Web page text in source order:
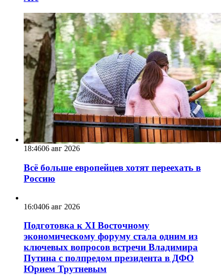
18:4606 авг 2026
Всё больше европейцев хотят переехать в
Россию
16:0406 авг 2026
Подготовка к XI Восточному
экономическому форуму стала одним из
ключевых вопросов встречи Владимира
Путина с полпредом президента в ДФО
Юрием Трутневым